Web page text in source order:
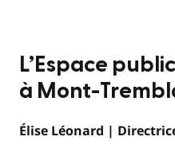
L’Espace
à Mont-
Élise Léonard |